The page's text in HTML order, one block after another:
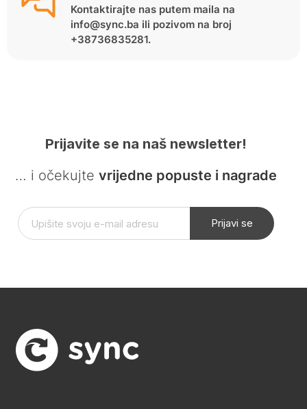
Kontaktirajte nas putem maila na
info@sync.ba ili pozivom na broj
+38736835281.
Prijavite se na naš newsletter!
… i očekujte vrijedne popuste i nagrade
Prijavi se